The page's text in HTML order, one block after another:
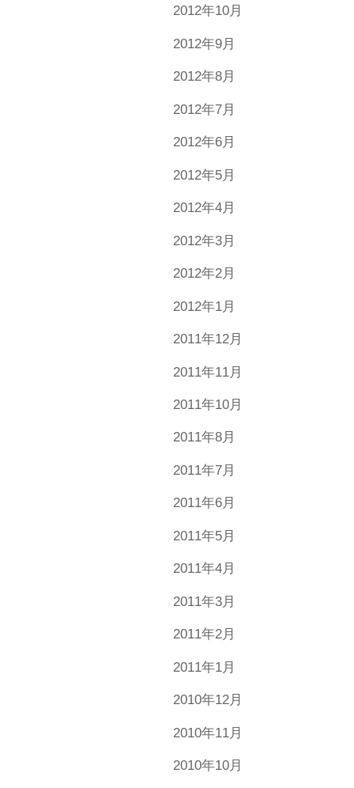
2012年10月
2012年9月
2012年8月
2012年7月
2012年6月
2012年5月
2012年4月
2012年3月
2012年2月
2012年1月
2011年12月
2011年11月
2011年10月
2011年8月
2011年7月
2011年6月
2011年5月
2011年4月
2011年3月
2011年2月
2011年1月
2010年12月
2010年11月
2010年10月